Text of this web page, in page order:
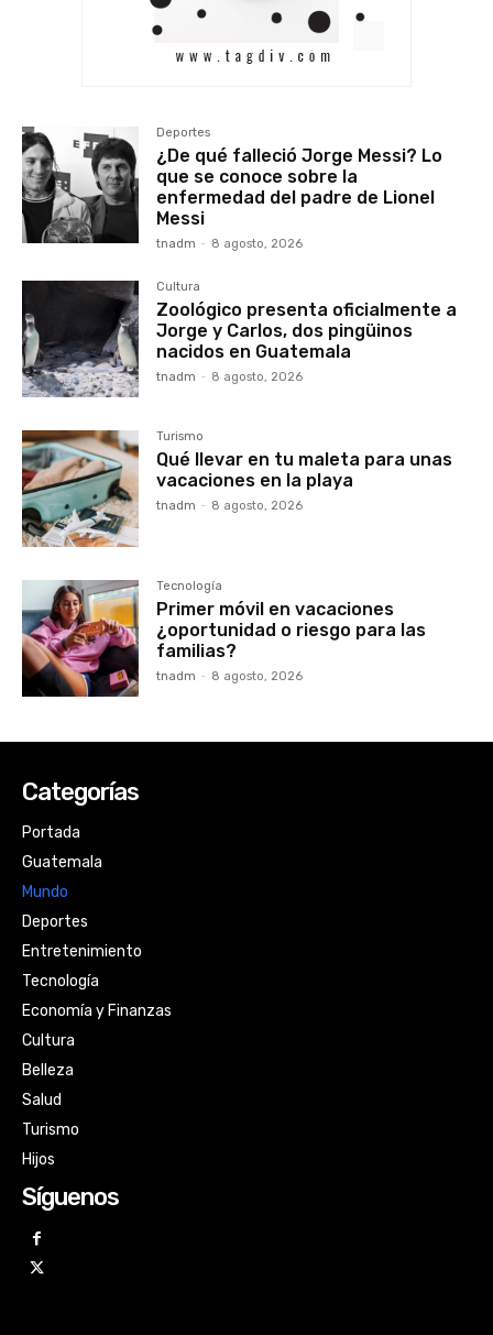
Deportes
¿De qué falleció Jorge Messi? Lo
que se conoce sobre la
enfermedad del padre de Lionel
Messi
tnadm - 8 agosto, 2026
Cultura
Zoológico presenta oficialmente a
Jorge y Carlos, dos pingüinos
nacidos en Guatemala
tnadm - 8 agosto, 2026
Turismo
Qué llevar en tu maleta para unas
vacaciones en la playa
tnadm - 8 agosto, 2026
Tecnología
Primer móvil en vacaciones
¿oportunidad o riesgo para las
familias?
tnadm - 8 agosto, 2026
Categorías
Portada
Guatemala
Mundo
Deportes
Entretenimiento
Tecnología
Economía y Finanzas
Cultura
Belleza
Salud
Turismo
Hijos
Síguenos